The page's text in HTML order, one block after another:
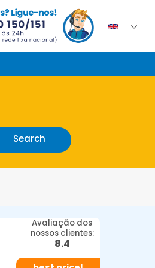
Search
Avaliação dos
nossos clientes:
8.4